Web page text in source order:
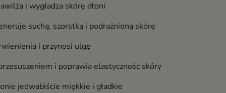
i wygładza skórę dłoni
suchą, szorstką i podrażnioną skórę
i przynosi ulgę
i poprawia elastyczność skóry
jedwabiście miękkie i gładkie